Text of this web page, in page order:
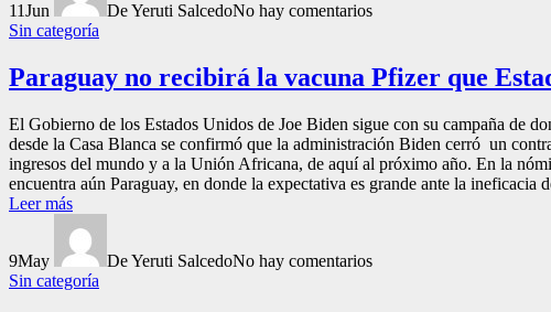
11Jun De Yeruti SalcedoNo hay comentarios
Sin categoría
Paraguay no recibirá la vacuna Pfizer que
El Gobierno de los Estados Unidos de Joe Biden sigue con su campaña de
desde la Casa Blanca se confirmó que la administración Biden cerró un
ingresos del mundo y a la Unión Africana, de aquí al próximo año. En la
encuentra aún Paraguay, en donde la expectativa es grande ante la
Leer más
9May De Yeruti SalcedoNo hay comentarios
Sin categoría